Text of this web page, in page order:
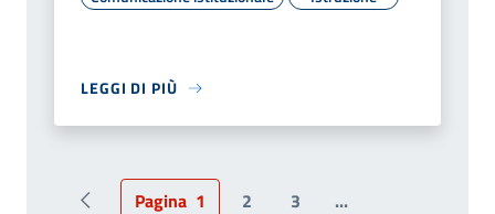
LEGGI DI PIÙ
Pagina 1 2 3 ...